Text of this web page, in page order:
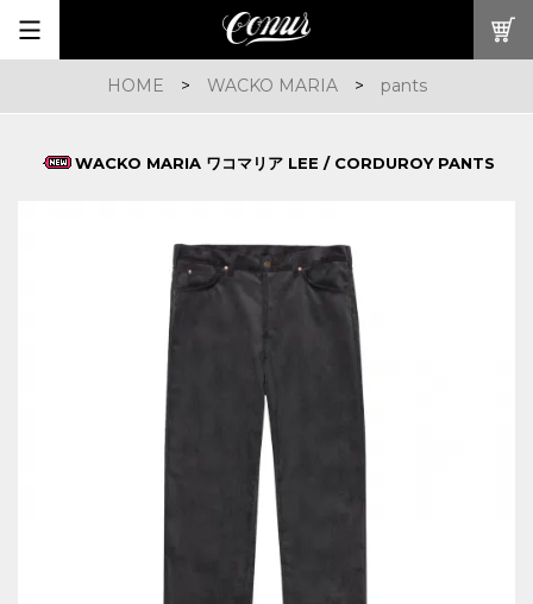
HOME > WACKO MARIA> pants
WACKO MARIA ワコマリア LEE / CORDUROY PANTS